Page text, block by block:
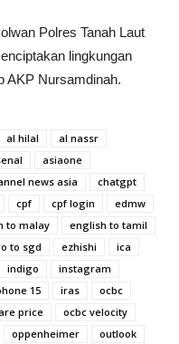
Polres Tanah Laut
lingkungan
AKP Nursamdinah.
al hilal
al nassr
asiaone
news asia
chatgpt
cpf cpf login
edmw
to malay
english to tamil
to sgd ezhishi
ica
indigo
instagram
15 iras
ocbc
price
ocbc velocity
oppenheimer
outlook